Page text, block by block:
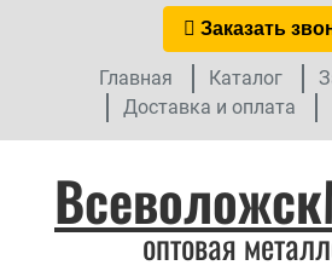
Заказать
Главная Каталог
Доставка и оплата
оптовая